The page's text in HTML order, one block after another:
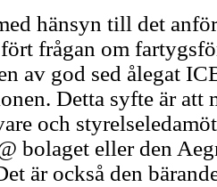
hänsyn till det
frågan om
av god sed ålegat
Detta syfte är att
och
bolaget eller den
är också den